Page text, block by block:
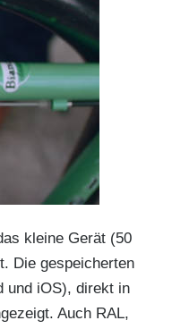
kleine Gerät (50
Die gespeicherten
und iOS), direkt in
Auch RAL,